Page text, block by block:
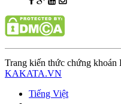
Trang kiến thức chứng
KAKATA.VN
Tiếng Việt